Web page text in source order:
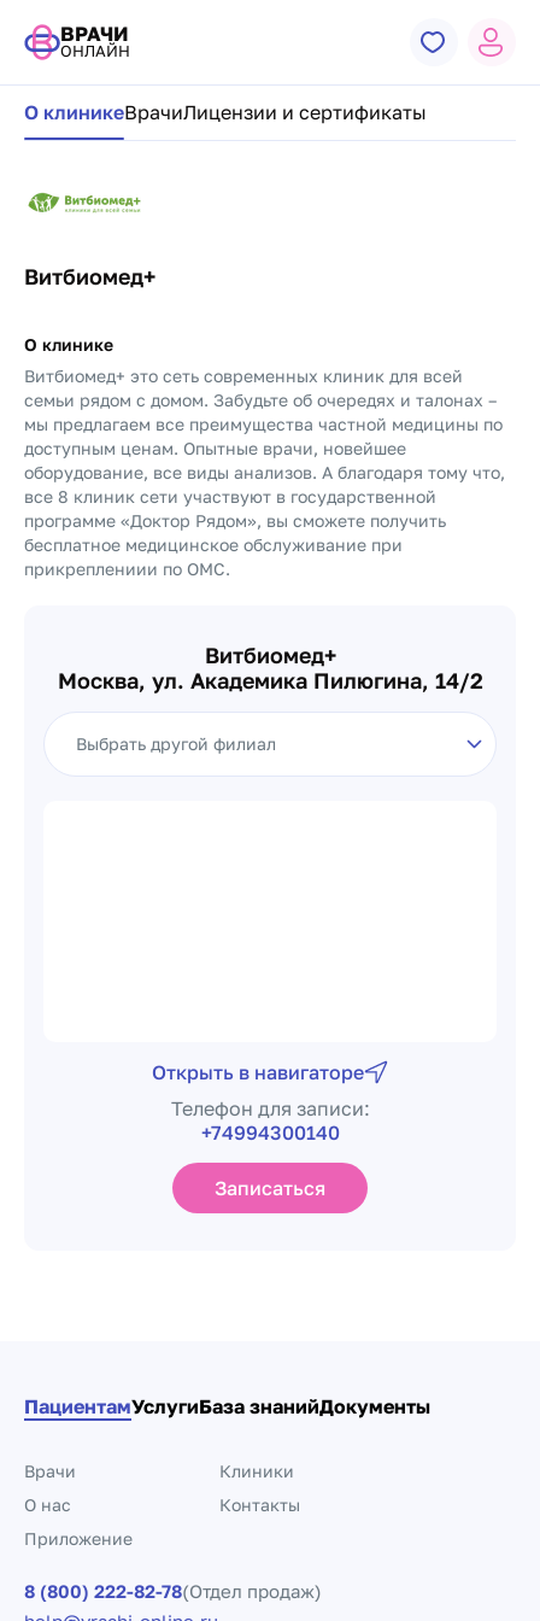
ВРАЧИ
ОНЛАЙН
Навигация по странице клиники
О клиникеВрачиЛицензии и сертификаты
Витбиомед+
О клинике
Витбиомед+ это сеть современных клиник для всей
семьи рядом с домом. Забудьте об очередях и талонах –
мы предлагаем все преимущества частной медицины по
доступным ценам. Опытные врачи, новейшее
оборудование, все виды анализов. А благодаря тому что,
все 8 клиник сети участвуют в государственной
программе «Доктор Рядом», вы сможете получить
бесплатное медицинское обслуживание при
прикреплениии по ОМС.
Витбиомед+
Москва, ул. Академика Пилюгина, 14/2
Выбор филиала клиники
Открыть в навигаторе
Телефон для записи:
+74994300140
Записаться
ПациентамУслугиБаза знанийДокументы
Врачи
Клиники
О нас
Контакты
Приложение
8 (800) 222-82-78(Отдел продаж)